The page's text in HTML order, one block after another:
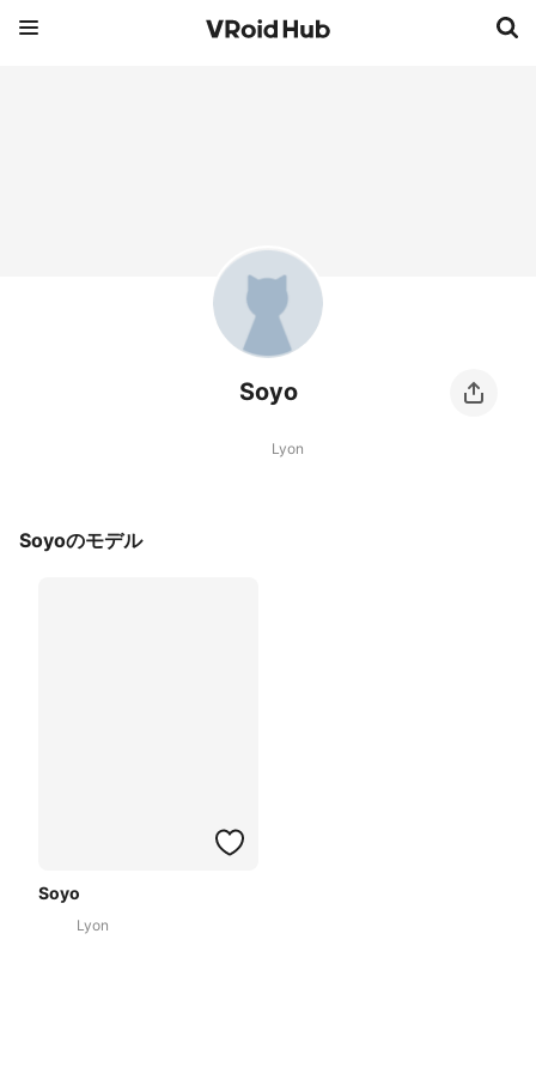
Soyo
Lyon
Soyoのモデル
Soyo
Lyon